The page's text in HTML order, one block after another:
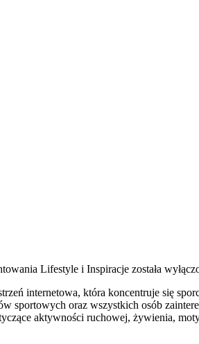
Lifestyle i Inspiracje została
internetowa, która koncentruje się
sportowych oraz wszystkich osób
aktywności ruchowej, żywienia,